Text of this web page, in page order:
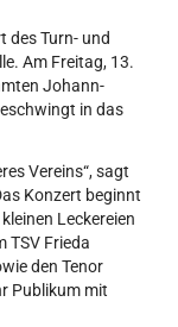
des Turn- und
Am Freitag, 13.
Johann-
in das
Vereins“, sagt
Konzert beginnt
Leckereien
TSV Frieda
den Tenor
Publikum mit